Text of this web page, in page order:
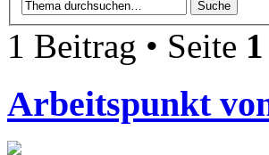
1 Beitrag • Seite 1
Arbeitspunkt